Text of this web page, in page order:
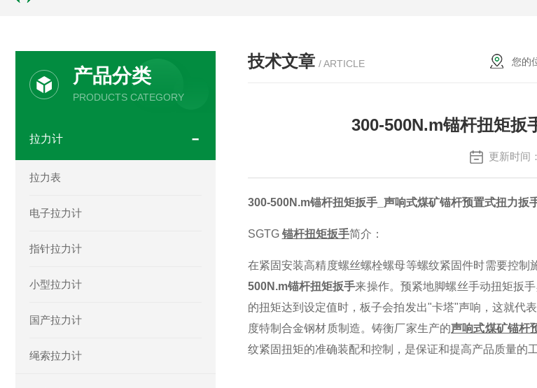
产品分类
PRODUCTS CATEGORY
拉力计
拉力表
电子拉力计
指针拉力计
小型拉力计
国产拉力计
绳索拉力计
技术文章 / ARTICLE 您的
300-500N.m锚杆扭矩扳
更新时
300-500N.m锚杆扭矩扳手_声响式煤矿锚杆预置式扭力扳
SGTG 锚杆扭矩扳手简介：
在紧固安装高精度螺丝螺栓螺母等螺纹紧固件时需要控
500N.m锚杆扭矩扳手来操作。预紧地脚螺丝手动扭矩扳
的扭矩达到设定值时，板子会拍发出"卡塔"声响，这就代
度特制合金钢材质制造。铸衡厂家生产的声响式煤矿锚杆
纹紧固扭矩的准确装配和控制，是保证和提高产品质量的工